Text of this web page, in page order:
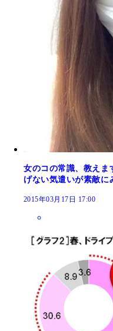
女のコの常識、教えま
げない気遣いが素敵に
2015年03月17日 17:00